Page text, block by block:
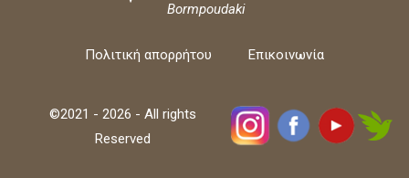
Bormpoudaki
Πολιτική απορρήτου Επικοινωνία
©2021 - 2026 - All rights
Reserved